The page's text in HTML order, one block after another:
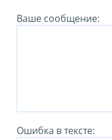
Ваше сообщение:
Ошибка в тексте: